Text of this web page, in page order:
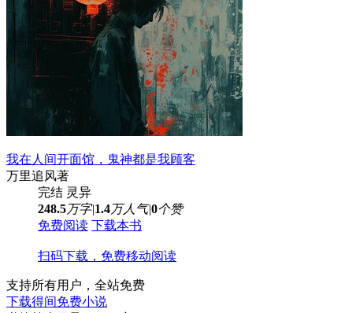
我在人间开面馆，鬼神都是我顾客
万里追风著
完结 灵异
248.5万字|1.4万人气|0个赞
免费阅读 下载本书
扫码下载，免费移动阅读
支持所有用户，全站免费
下载得间免费小说